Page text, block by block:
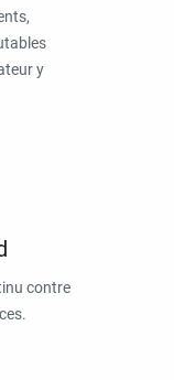
y
contre